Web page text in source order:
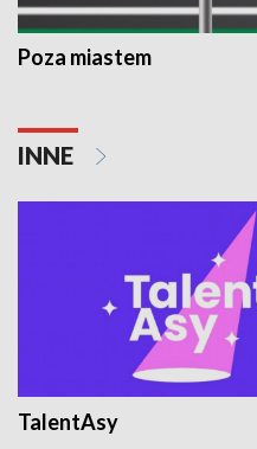
Poza miastem
INNE
TalentAsy